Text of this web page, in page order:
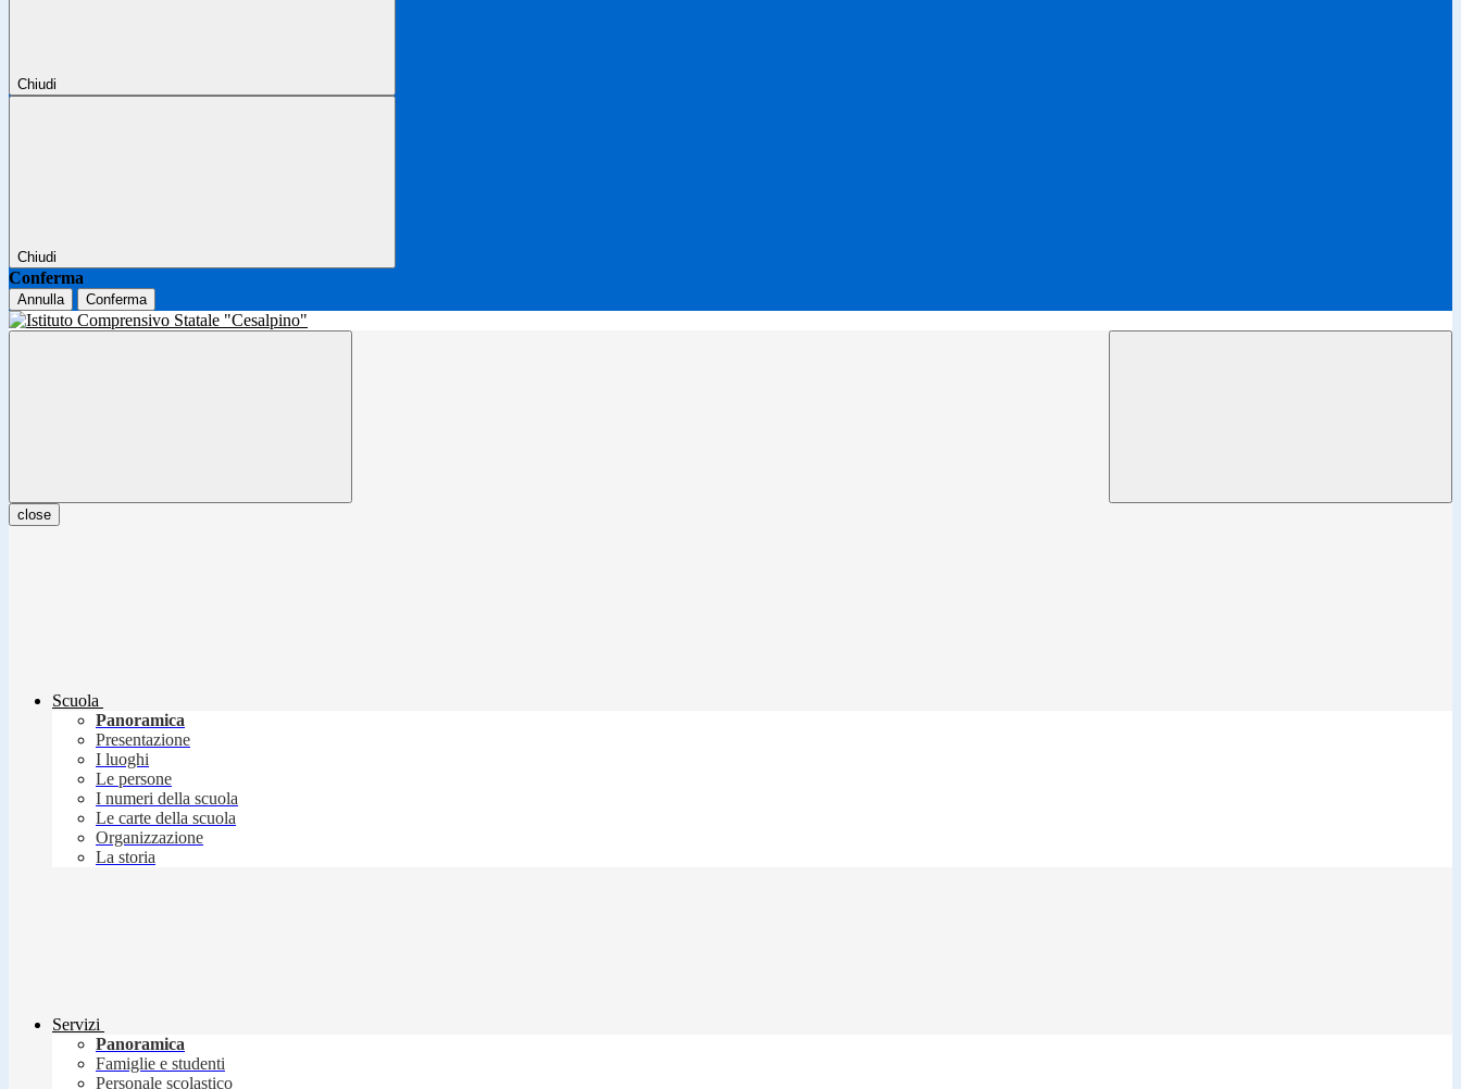
Chiudi
Chiudi
Conferma
Annulla Conferma
close
Scuola
Panoramica
Presentazione
I luoghi
Le persone
I numeri della scuola
Le carte della scuola
Organizzazione
La storia
Servizi
Panoramica
Famiglie e studenti
Personale scolastico